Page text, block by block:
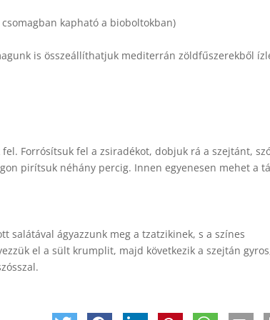
kapható a bioboltokban)
is összeállíthatjuk mediterrán zöldfűszerekből
Forrósítsuk fel a zsiradékot, dobjuk rá a szejtánt,
pirítsuk néhány percig. Innen egyenesen mehet a
salátával ágyazzunk meg a tzatzikinek, s a színes
el a sült krumplit, majd következik a szejtán